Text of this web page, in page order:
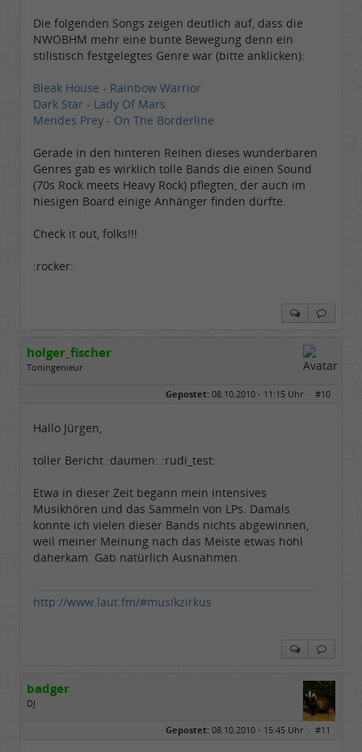
Die folgenden Songs zeigen deutlich auf, dass die
NWOBHM mehr eine bunte Bewegung denn ein
stilistisch festgelegtes Genre war (bitte anklicken):
Bleak House - Rainbow Warrior
Dark Star - Lady Of Mars
Mendes Prey - On The Borderline
Gerade in den hinteren Reihen dieses wunderbaren
Genres gab es wirklich tolle Bands die einen Sound
(70s Rock meets Heavy Rock) pflegten, der auch im
hiesigen Board einige Anhänger finden dürfte.
Check it out, folks!!!
:rocker:
holger_fischer
Toningenieur
Dabei seit:
04 / 2007
Gepostet: 08.10.2010 - 11:15 Uhr · #10
Hallo Jürgen,
toller Bericht :daumen: :rudi_test:
Etwa in dieser Zeit begann mein intensives
Musikhören und das Sammeln von LPs. Damals
konnte ich vielen dieser Bands nichts abgewinnen,
weil meiner Meinung nach das Meiste etwas hohl
daherkam. Gab natürlich Ausnahmen.
http://www.laut.fm/#musikzirkus
badger
DJ
Gepostet: 08.10.2010 - 15:45 Uhr · #11